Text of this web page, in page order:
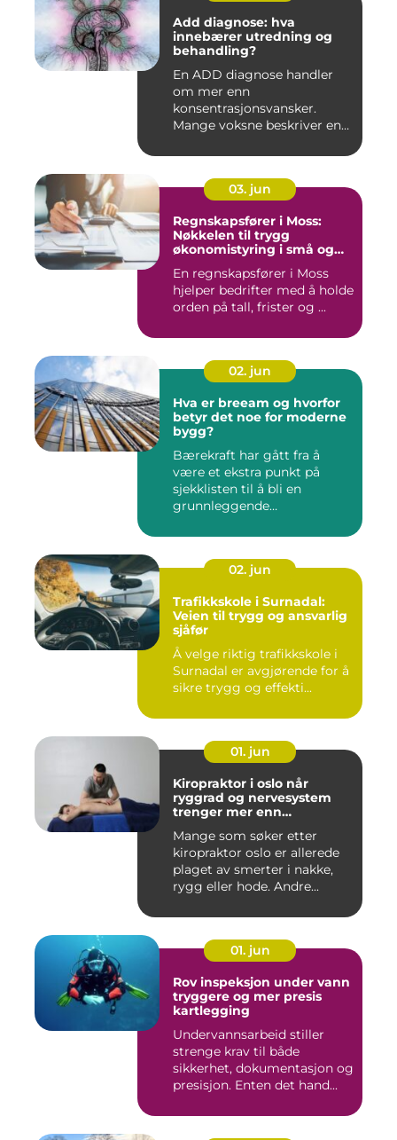
Add diagnose: hva
innebærer utredning og
behandling?
En ADD diagnose handler
om mer enn
konsentrasjonsvansker.
Mange voksne beskriver en
03. jun
Regnskapsfører i Moss:
Nøkkelen til trygg
økonomistyring i små og
En regnskapsfører i Moss
hjelper bedrifter med å holde
orden på tall, frister og ...
02. jun
Hva er breeam og hvorfor
betyr det noe for moderne
bygg?
Bærekraft har gått fra å
være et ekstra punkt på
sjekklisten til å bli en
grunnleggende
02. jun
Trafikkskole i Surnadal:
Veien til trygg og ansvarlig
sjåfør
Å velge riktig trafikkskole i
Surnadal er avgjørende for å
sikre trygg og effekti...
01. jun
Kiropraktor i oslo når
ryggrad og nervesystem
trenger mer enn
Mange som søker etter
kiropraktor oslo er allerede
plaget av smerter i nakke,
rygg eller hode. Andre...
01. jun
Rov inspeksjon under vann
tryggere og mer presis
kartlegging
Undervannsarbeid stiller
strenge krav til både
sikkerhet, dokumentasjon og
presisjon. Enten det hand...